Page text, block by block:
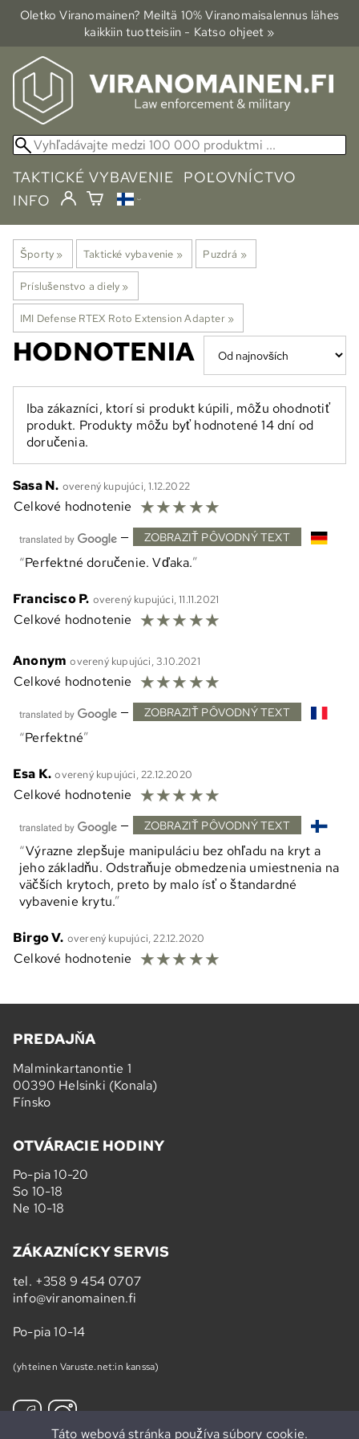
Oletko Viranomainen? Meiltä 10% Viranomais­alennus lähes
kaikkiin tuotteisiin - Katso ohjeet »
TAKTICKÉ VYBAVENIE
POĽOVNÍCTVO
INFO
Športy ‪» Taktické vybavenie ‪» Puzdrá ‪»
Príslušenstvo a diely ‪»
IMI Defense RTEX Roto Extension Adapter ‪»
HODNOTENIA
Iba zákazníci, ktorí si produkt kúpili, môžu ohodnotiť
produkt. Produkty môžu byť hodnotené 14 dní od
doručenia.
Sasa N. overený kupujúci, 1.12.2022
Celkové hodnotenie ☆☆☆☆☆
— ZOBRAZIŤ PÔVODNÝ TEXT
Perfektné doručenie. Vďaka.
Francisco P. overený kupujúci, 11.11.2021
Celkové hodnotenie ☆☆☆☆☆
Anonym overený kupujúci, 3.10.2021
Celkové hodnotenie ☆☆☆☆☆
— ZOBRAZIŤ PÔVODNÝ TEXT
Perfektné
Esa K. overený kupujúci, 22.12.2020
Celkové hodnotenie ☆☆☆☆☆
— ZOBRAZIŤ PÔVODNÝ TEXT
Výrazne zlepšuje manipuláciu bez ohľadu na kryt a
jeho základňu. Odstraňuje obmedzenia umiestnenia na
väčších krytoch, preto by malo ísť o štandardné
vybavenie krytu.
Birgo V. overený kupujúci, 22.12.2020
Celkové hodnotenie ☆☆☆☆☆
PREDAJŇA
Malminkartanontie 1
00390 Helsinki (Konala)
Fínsko
OTVÁRACIE HODINY
Po-pia 10-20
So 10-18
Ne 10-18
ZÁKAZNÍCKY SERVIS
tel. +358 9 454 0707
info@viranomainen.fi
Po-pia 10-14
(yhteinen Varuste.net:in kanssa)
Táto webová stránka používa súbory cookie.